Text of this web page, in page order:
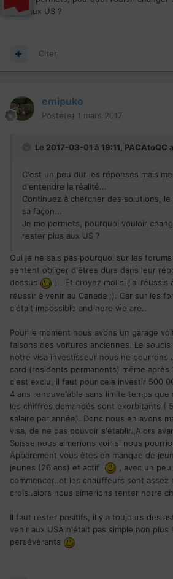
plus aux US ?
Citer
emipuko
Posté(e) 1 mars 2017
Le 2017-03-01 à 19:11, PACAtoQC
C'est un peu dur les réponses mais
d'entendre la réalité...
Continuez à chercher des solutions, le
sa façon...
Je me permets, pourquoi vouloir
rester plus aux US ?
Oui je ne sais pas pourquoi sur les
sentent obliger d'êtres durs dans leur
dessus
) . Et croyez moi si j'ai réussis
réussir à venir au Canada ;). Car sur les
c'était impossible and here we are..
Pour le moment nous avons un garage
faisons des voitures anciennes. Le
notre visa investisseur nous ne pourrons
card (residents permanents) même après
c'est exclu, il faut pour cela investir 500
4 ans renouvelable sans limite temps que
les chiffres demandés sont exorbitants (
salaire par année). Donc nous en avons
visa, de ne pas pouvoir s'établir.,Alors
Suisse nous aimerions voir si nous
Apparement vous êtes en manque de
jeunes (26 ans) et actif
, avec un
commencer..et les chauffeurs sont assez
crois..alors nous aimerions tenter notre
Il faut rester positifs, il y a toujours des
venir aux USA n'était pas simple non plus
persévérants